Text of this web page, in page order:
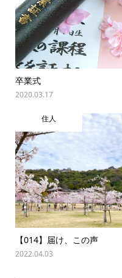
卒業式
2020.03.17
住人
【014】届け、この声
2022.04.03